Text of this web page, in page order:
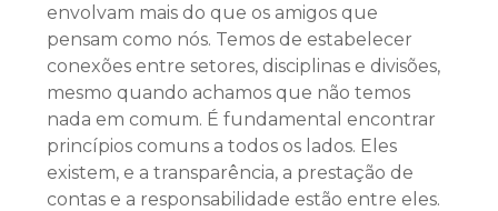
envolvam mais do que os amigos que
pensam como nós. Temos de estabelecer
conexões entre setores, disciplinas e divisões,
mesmo quando achamos que não temos
nada em comum. É fundamental encontrar
princípios comuns a todos os lados. Eles
existem, e a transparência, a prestação de
contas e a responsabilidade estão entre eles.